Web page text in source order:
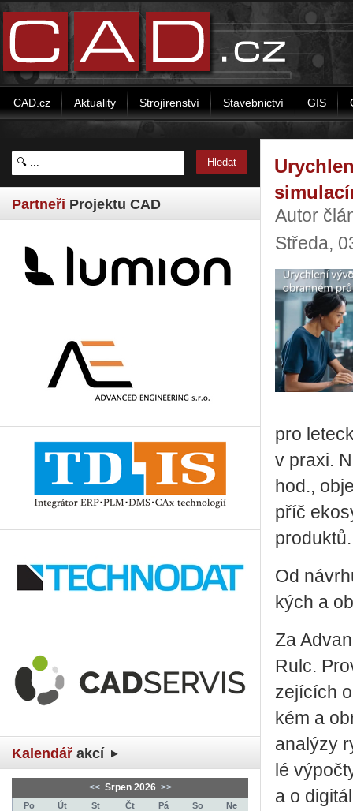
CAD.cz Aktuality Strojírenství Stavebnictví GIS
Partneři Projektu CAD
Kalendář akcí
<< Srpen 2026 >>
Po Út St Čt Pá So
Ne
Autor
Středa,
pro
v praxi.
hod.,
příč
pro­duk­tů.
Od
kých a
Za
Rulc.
ze­jí­cích
kém a
ana­lý­zy
lé
a o